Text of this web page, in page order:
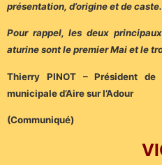
présentation, d’origine et de caste.
Pour rappel, les deux
aturine sont le premier Mai et le
Thierry PINOT – Président
municipale d’Aire sur l’Adour
(Communiqué)